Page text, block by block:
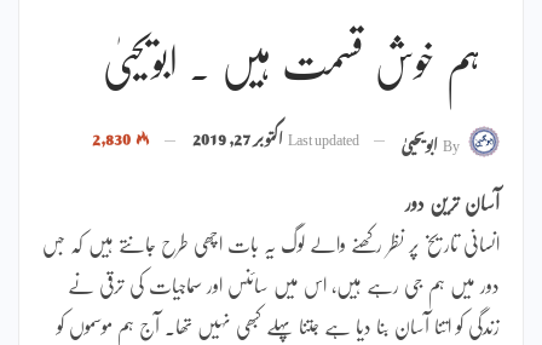
ہم خوش قسمت ہیں ۔ ابویحییٰ
Byابویحییٰ Last updatedاکتوبر 27, 2019
آسان ترین دور
انسانی تاریخ پر نظر رکھنے والے لوگ یہ بات اچھی طرح جانتے ہیں کہ جس
دور میں ہم جی رہے ہیں، اس میں سائنس اور سماجیات کی ترقی نے
زندگی کو اتنا آسان بنا دیا ہے جتنا پہلے کبھی نہیں تھا۔ آج ہم موسموں کو